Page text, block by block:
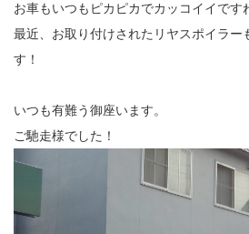
お車もいつもピカピカでカッコイイです
最近、お取り付けされたリヤスポイラー
す！
いつも有難う御座います。
ご馳走様でした！